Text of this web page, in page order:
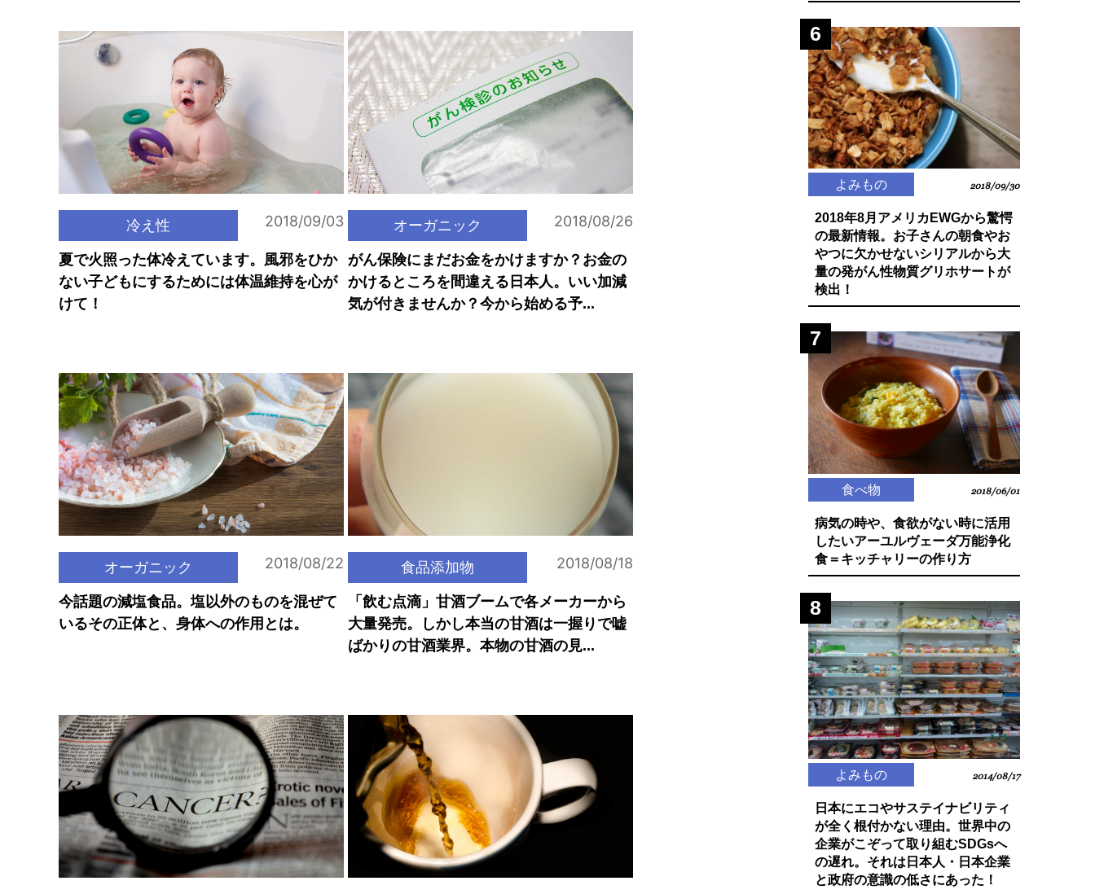
冷え性 2018/09/03
夏で火照った体冷えています。風邪をひか
ない子どもにするためには体温維持を心が
けて！
オーガニック 2018/08/26
がん保険にまだお金をかけますか？お金の
かけるところを間違える日本人。いい加減
気が付きませんか？今から始める予...
オーガニック 2018/08/22
今話題の減塩食品。塩以外のものを混ぜて
いるその正体と、身体への作用とは。
食品添加物 2018/08/18
「飲む点滴」甘酒ブームで各メーカーから
大量発売。しかし本当の甘酒は一握りで嘘
ばかりの甘酒業界。本物の甘酒の見...
6
よみもの 2018/09/30
2018年8月アメリカEWGから驚愕
の最新情報。お子さんの朝食やお
やつに欠かせないシリアルから大
量の発がん性物質グリホサートが
検出！
7
食べ物 2018/06/01
病気の時や、食欲がない時に活用
したいアーユルヴェーダ万能浄化
食＝キッチャリーの作り方
8
よみもの 2014/08/17
日本にエコやサステイナビリティ
が全く根付かない理由。世界中の
企業がこぞって取り組むSDGsへ
の遅れ。それは日本人・日本企業
と政府の意識の低さにあった！